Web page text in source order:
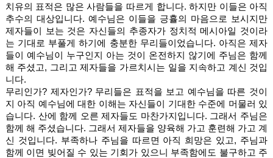
치유의 표적은 많은 사람들을 따르게 합니다. 하지만 이들은 아직
추수의 대상입니다. 예수님은 이들을 긍휼의 마음으로 보시지만
제자들이 보는 것은 자신들의 추종자가 정치적 메시아일 것이라
는 기대로 부풀게 하기에 충분한 무리들이었습니다. 아직은 제자
들이 예수님이 누구인지 아는 것이 온전하지 않기에 주님은 함께
해 주셨고, 그리고 제자들을 가르치시는 일을 지속하고 계신 것입
니다.
무리인가? 제자인가? 무리들은 표적을 보고 예수님을 따른 것이
지 아직 예수님에 대한 이해는 자신들이 기대한 수준에 머물러 있
습니다. 산에 함께 오른 제자들도 마찬가지입니다. 그래서 주님은
함께 해 주셨습니다. 그래서 제자들을 양육해 가고 훈련해 가고 계
신 것입니다. 부족하나 주님을 따르면 아직 희망은 있고, 주님과
함께 이면 빚어질 수 있는 기회가 있으니 부족함에도 불구하고 주